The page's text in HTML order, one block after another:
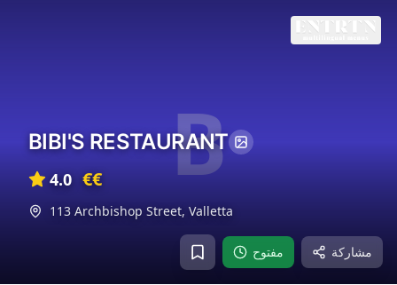
B
مفتوح مشاركة
BIBI'S RESTAURANT
4.0 €€
113 Archbishop Street, Valletta